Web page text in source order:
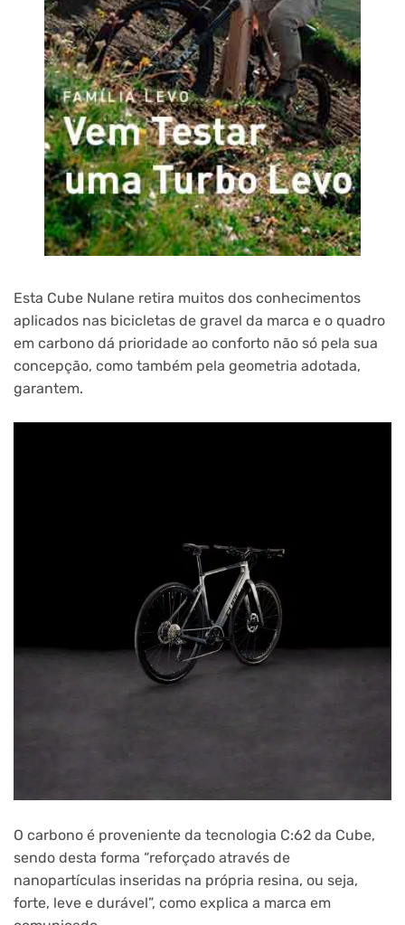
Esta Cube Nulane retira muitos dos conhecimentos
aplicados nas bicicletas de gravel da marca e o quadro
em carbono dá prioridade ao conforto não só pela sua
concepção, como também pela geometria adotada,
garantem.
O carbono é proveniente da tecnologia C:62 da Cube,
sendo desta forma “reforçado através de
nanopartículas inseridas na própria resina, ou seja,
forte, leve e durável”, como explica a marca em